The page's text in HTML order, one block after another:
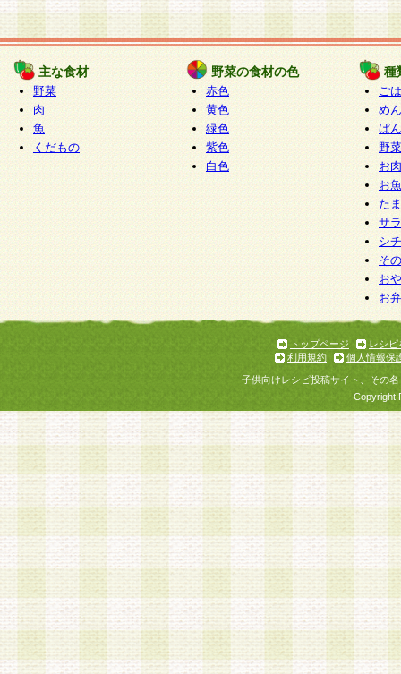
個人情報の取り扱いを外部に委託する場合は、
情報管理基準を満たす企業を選定して委託を行
が行われるよう監督します。
○開示対象個人情報の開示等および問い合わせ窓口
本人からの求めにより、当社が本件により取得
報の利用目的の通知・開示・内容の訂正・追加
停止・消去及び第三者への提供の禁止（以下、
といいます。）に応じます。
開示等に応じる窓口は以下になります。
ぱくすく食堂個人情報お客様相談窓口 paku-
m
個人情報を与えることは任意ですが、個人情報
意をいただけない場合には、当社のサービスの
お問い合わせ・ご相談への対応ができない場合
主な食材
野菜
肉
魚
くだもの
野菜の食材の色
赤色
黄色
緑色
紫色
白色
種
ご
めん
ぱん
野
お
お
た
サ
シ
そ
お
お
トップページ
レシピ
利用規約
個人情報保
子供向けレシピ投稿サイト、その
Copyright